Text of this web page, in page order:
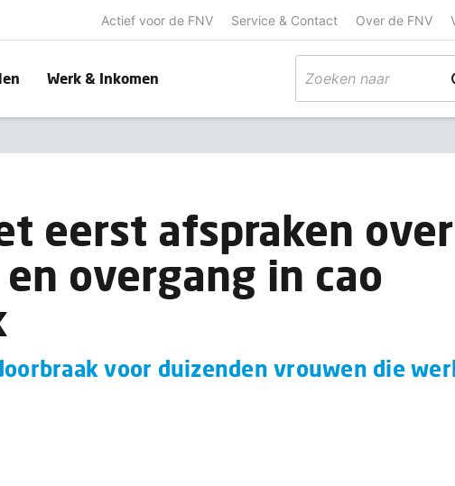
Actief voor de FNV Service & Contact Over de FNV
Werk & Inkomen
eerst afspraken over
overgang in cao
voor duizenden vrouwen die